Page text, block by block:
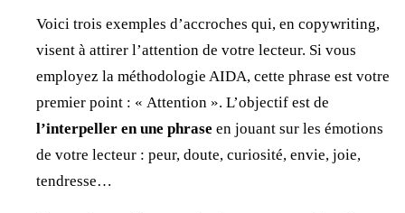
Voici trois exemples d’accroches qui, en copywriting,
visent à attirer l’attention de votre lecteur. Si vous
employez la méthodologie AIDA, cette phrase est votre
premier point : « Attention ». L’objectif est de
l’interpeller en une phrase en jouant sur les émotions
de votre lecteur : peur, doute, curiosité, envie, joie,
tendresse…